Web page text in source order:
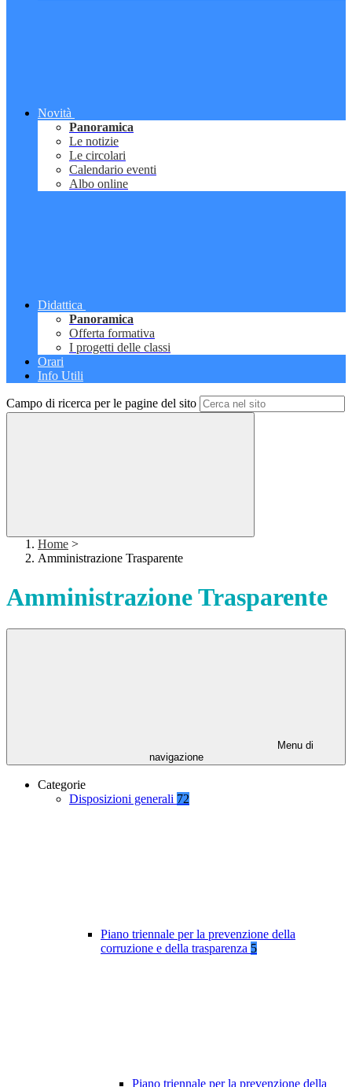
Novità
Panoramica
Le notizie
Le circolari
Calendario eventi
Albo online
Didattica
Panoramica
Offerta formativa
I progetti delle classi
Orari
Info Utili
Campo di ricerca per le pagine del sito
Home >
Amministrazione Trasparente
Amministrazione Trasparente
Menu di
navigazione
Categorie
Disposizioni generali 72
Piano triennale per la prevenzione della
corruzione e della trasparenza 5
Piano triennale per la prevenzione della